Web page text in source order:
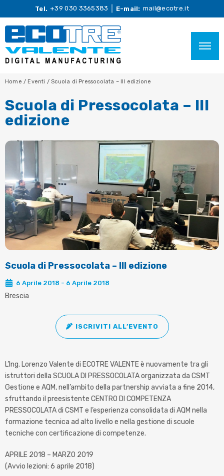
Tel. +39 030 3365383 E-mail: mail@ecotre.it
Home / Eventi /Scuola di Pressocolata – III edizione
Scuola di Pressocolata – III
edizione
Scuola di Pressocolata – III edizione
6 Aprile 2018 - 6 Aprile 2018
Brescia
ISCRIVITI ALL’EVENTO
L’Ing. Lorenzo Valente di ECOTRE VALENTE è nuovamente tra gli
istruttori della SCUOLA DI PRESSOCOLATA organizzata da CSMT
Gestione e AQM, nell’ambito della partnership avviata a fine 2014,
sfruttando il preesistente CENTRO DI COMPETENZA
PRESSOCOLATA di CSMT e l’esperienza consolidata di AQM nella
formazione tecnica ad alto livello e nella gestione di scuole
tecniche con certificazione di competenze.
APRILE 2018 – MARZO 2019
(Avvio lezioni: 6 aprile 2018)